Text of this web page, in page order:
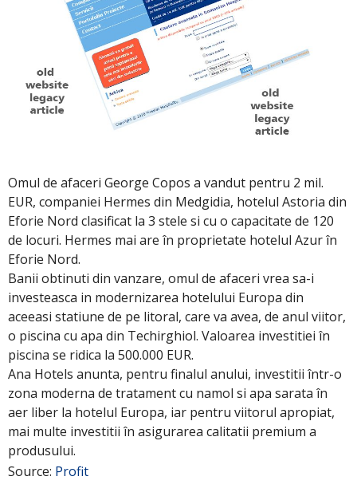
Omul de afaceri George Copos a vandut pentru 2 mil.
EUR, companiei Hermes din Medgidia, hotelul Astoria din
Eforie Nord clasificat la 3 stele si cu o capacitate de 120
de locuri. Hermes mai are în proprietate hotelul Azur în
Eforie Nord.
Banii obtinuti din vanzare, omul de afaceri vrea sa-i
investeasca in modernizarea hotelului Europa din
aceeasi statiune de pe litoral, care va avea, de anul viitor,
o piscina cu apa din Techirghiol. Valoarea investitiei în
piscina se ridica la 500.000 EUR.
Ana Hotels anunta, pentru finalul anului, investitii într-o
zona moderna de tratament cu namol si apa sarata în
aer liber la hotelul Europa, iar pentru viitorul apropiat,
mai multe investitii în asigurarea calitatii premium a
produsului.
Source: Profit